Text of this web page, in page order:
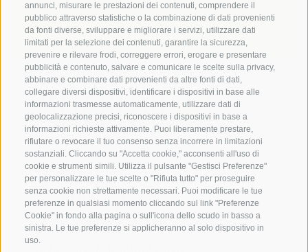
annunci, misurare le prestazioni dei contenuti, comprendere il
pubblico attraverso statistiche o la combinazione di dati provenienti
da fonti diverse, sviluppare e migliorare i servizi, utilizzare dati
limitati per la selezione dei contenuti, garantire la sicurezza,
prevenire e rilevare frodi, correggere errori, erogare e presentare
pubblicità e contenuto, salvare e comunicare le scelte sulla privacy,
abbinare e combinare dati provenienti da altre fonti di dati,
collegare diversi dispositivi, identificare i dispositivi in base alle
informazioni trasmesse automaticamente, utilizzare dati di
geolocalizzazione precisi, riconoscere i dispositivi in base a
informazioni richieste attivamente. Puoi liberamente prestare,
rifiutare o revocare il tuo consenso senza incorrere in limitazioni
sostanziali. Cliccando su "Accetta cookie," acconsenti all'uso di
cookie e strumenti simili. Utilizza il pulsante "Gestisci Preferenze"
per personalizzare le tue scelte o "Rifiuta tutto" per proseguire
senza cookie non strettamente necessari. Puoi modificare le tue
preferenze in qualsiasi momento cliccando sul link "Preferenze
Cookie" in fondo alla pagina o sull'icona dello scudo in basso a
sinistra. Le tue preferenze si applicheranno al solo dispositivo in
uso.
Registrazione al servizio di newsletter
Famiglia Penz - Via Telves 16 • I-39040
Racines (BZ)
T: +39 0472 756625
M: +39 3391800222